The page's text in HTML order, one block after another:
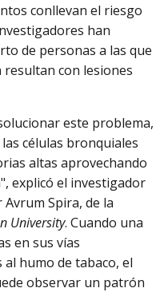
conllevan el riesgo
han
de personas a las que
resultan con lesiones
este problema,
células bronquiales
altas aprovechando
explicó el investigador
Spira, de la
University. Cuando una
en sus vías
humo de tabaco, el
observar un patrón